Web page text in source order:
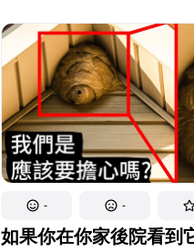
- -
如果你在你家後院看到